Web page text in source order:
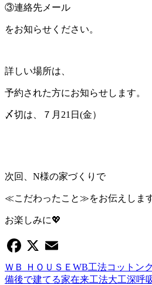
③連絡先メール
をお知らせください。
詳しい場所は、
予約された方にお知らせします。
〆切は、７月21日(金）
次回、N様の家づくりで
≪こだわったこと≫をお伝えしま
お楽しみに💖
Facebook
X Email
ＷＢ ＨＯＵＳＥ WB工法コットン
備後で建てる家在来工法大工深呼